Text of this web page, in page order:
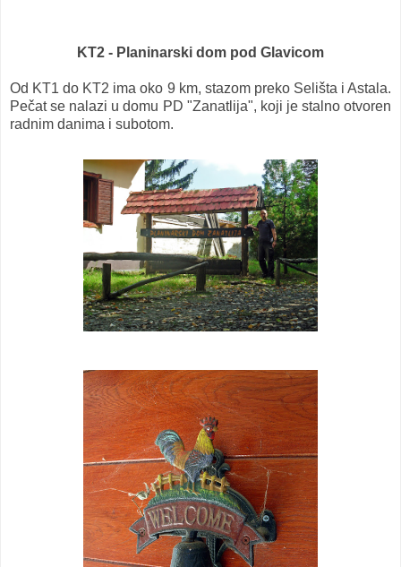
KT2 - Planinarski dom pod Glavicom
Od KT1 do KT2 ima oko 9 km, stazom preko Selišta i Astala.
Pečat se nalazi u domu PD "Zanatlija", koji je stalno otvoren
radnim danima i subotom.